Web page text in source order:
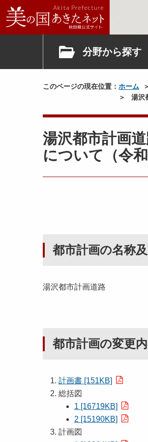
分野から探す
このページの現在位置： ホーム
湯沢
湯沢都市計画
について（令
都市計画の名称
湯沢都市計画道路
都市計画の変更
計画書 [151KB]
総括図
1 [16719KB]
2 [15190KB]
計画図